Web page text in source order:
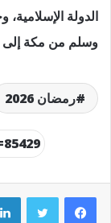
الدولة
وسلم من مكة إلى
رمضان 2026